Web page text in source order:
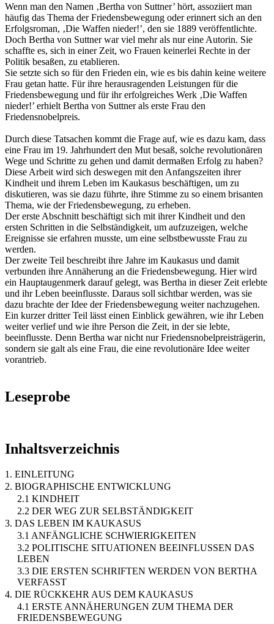
Wenn man den Namen ‚Bertha von Suttner’ hört, assoziiert man
häufig das Thema der Friedensbewegung oder erinnert sich an den
Erfolgsroman, ‚Die Waffen nieder!’, den sie 1889 veröffentlichte.
Doch Bertha von Suttner war viel mehr als nur eine Autorin. Sie
schaffte es, sich in einer Zeit, wo Frauen keinerlei Rechte in der
Politik besaßen, zu etablieren.
Sie setzte sich so für den Frieden ein, wie es bis dahin keine weitere
Frau getan hatte. Für ihre herausragenden Leistungen für die
Friedensbewegung und für ihr erfolgreiches Werk ‚Die Waffen
nieder!’ erhielt Bertha von Suttner als erste Frau den
Friedensnobelpreis.
Durch diese Tatsachen kommt die Frage auf, wie es dazu kam, dass
eine Frau im 19. Jahrhundert den Mut besaß, solche revolutionären
Wege und Schritte zu gehen und damit dermaßen Erfolg zu haben?
Diese Arbeit wird sich deswegen mit den Anfangszeiten ihrer
Kindheit und ihrem Leben im Kaukasus beschäftigen, um zu
diskutieren, was sie dazu führte, ihre Stimme zu so einem brisanten
Thema, wie der Friedensbewegung, zu erheben.
Der erste Abschnitt beschäftigt sich mit ihrer Kindheit und den
ersten Schritten in die Selbständigkeit, um aufzuzeigen, welche
Ereignisse sie erfahren musste, um eine selbstbewusste Frau zu
werden.
Der zweite Teil beschreibt ihre Jahre im Kaukasus und damit
verbunden ihre Annäherung an die Friedensbewegung. Hier wird
ein Hauptaugenmerk darauf gelegt, was Bertha in dieser Zeit erlebte
und ihr Leben beeinflusste. Daraus soll sichtbar werden, was sie
dazu brachte der Idee der Friedensbewegung weiter nachzugehen.
Ein kurzer dritter Teil lässt einen Einblick gewähren, wie ihr Leben
weiter verlief und wie ihre Person die Zeit, in der sie lebte,
beeinflusste. Denn Bertha war nicht nur Friedensnobelpreisträgerin,
sondern sie galt als eine Frau, die eine revolutionäre Idee weiter
vorantrieb.
Leseprobe
Inhaltsverzeichnis
1. EINLEITUNG
2. BIOGRAPHISCHE ENTWICKLUNG
2.1 KINDHEIT
2.2 DER WEG ZUR SELBSTÄNDIGKEIT
3. DAS LEBEN IM KAUKASUS
3.1 ANFÄNGLICHE SCHWIERIGKEITEN
3.2 POLITISCHE SITUATIONEN BEEINFLUSSEN DAS
LEBEN
3.3 DIE ERSTEN SCHRIFTEN WERDEN VON BERTHA
VERFASST
4. DIE RÜCKKEHR AUS DEM KAUKASUS
4.1 ERSTE ANNÄHERUNGEN ZUM THEMA DER
FRIEDENSBEWEGUNG